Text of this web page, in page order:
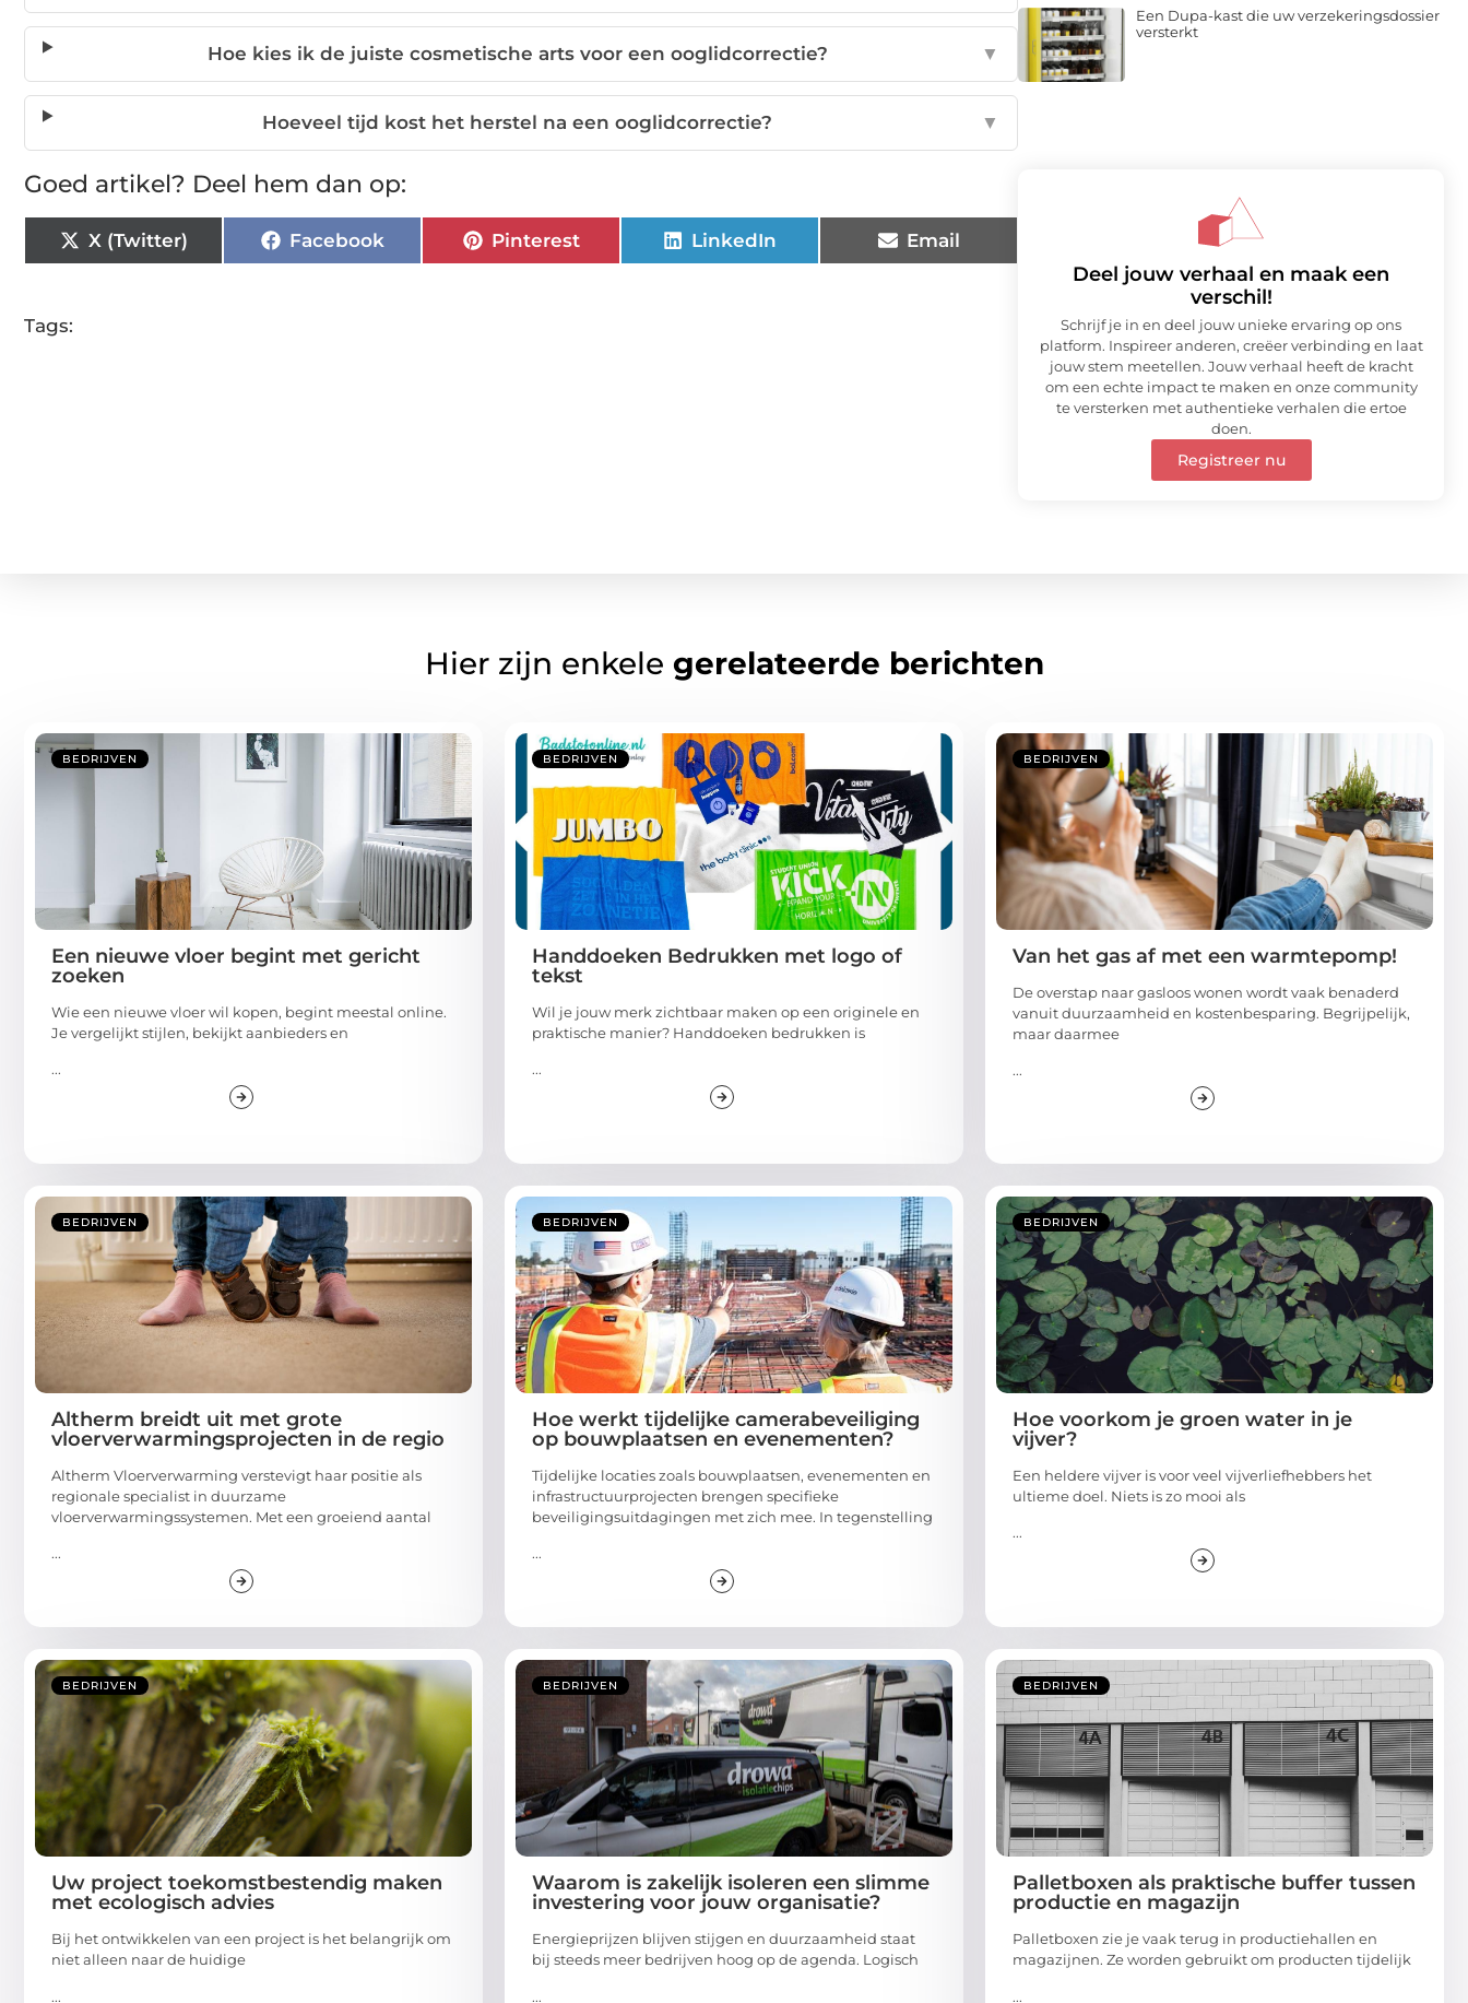
Hoe kies ik de juiste cosmetische arts voor een ooglidcorrectie? ▼
Hoeveel tijd kost het herstel na een ooglidcorrectie? ▼
Goed artikel? Deel hem dan op:
X (Twitter) Facebook Pinterest LinkedIn Email
Tags:
Een Dupa-kast die uw verzekeringsdossier
versterkt
Deel jouw verhaal en maak een
verschil!
Schrijf je in en deel jouw unieke ervaring op ons
platform. Inspireer anderen, creëer verbinding en laat
jouw stem meetellen. Jouw verhaal heeft de kracht
om een echte impact te maken en onze community
te versterken met authentieke verhalen die ertoe
doen.
Registreer nu
Hier zijn enkele gerelateerde berichten
BEDRIJVEN
Een nieuwe vloer begint met gericht
zoeken
Wie een nieuwe vloer wil kopen, begint meestal online.
Je vergelijkt stijlen, bekijkt aanbieders en
...
BEDRIJVEN
Handdoeken Bedrukken met logo of
tekst
Wil je jouw merk zichtbaar maken op een originele en
praktische manier? Handdoeken bedrukken is
...
BEDRIJVEN
Van het gas af met een warmtepomp!
De overstap naar gasloos wonen wordt vaak benaderd
vanuit duurzaamheid en kostenbesparing. Begrijpelijk,
maar daarmee
...
BEDRIJVEN
Altherm breidt uit met grote
vloerverwarmingsprojecten in de regio
Altherm Vloerverwarming verstevigt haar positie als
regionale specialist in duurzame
vloerverwarmingssystemen. Met een groeiend aantal
...
BEDRIJVEN
Hoe werkt tijdelijke camerabeveiliging
op bouwplaatsen en evenementen?
Tijdelijke locaties zoals bouwplaatsen, evenementen en
infrastructuurprojecten brengen specifieke
beveiligingsuitdagingen met zich mee. In tegenstelling
...
BEDRIJVEN
Hoe voorkom je groen water in je
vijver?
Een heldere vijver is voor veel vijverliefhebbers het
ultieme doel. Niets is zo mooi als
...
BEDRIJVEN
Uw project toekomstbestendig maken
met ecologisch advies
Bij het ontwikkelen van een project is het belangrijk om
niet alleen naar de huidige
...
BEDRIJVEN
Waarom is zakelijk isoleren een slimme
investering voor jouw organisatie?
Energieprijzen blijven stijgen en duurzaamheid staat
bij steeds meer bedrijven hoog op de agenda. Logisch
...
BEDRIJVEN
Palletboxen als praktische buffer tussen
productie en magazijn
Palletboxen zie je vaak terug in productiehallen en
magazijnen. Ze worden gebruikt om producten tijdelijk
...